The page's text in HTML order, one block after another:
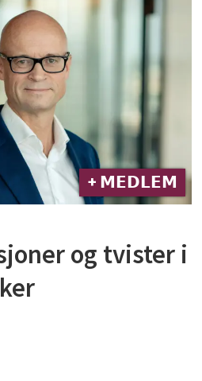
+ 𝗠𝗘𝗗𝗟𝗘𝗠
og tvister i